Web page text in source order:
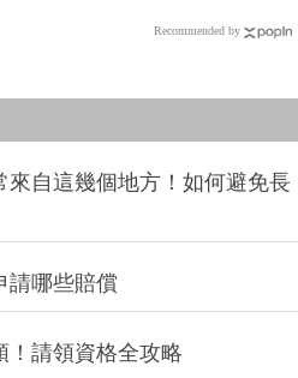
Recommended by
來自這幾個地方！如何避免長
請哪些賠償
！請領資格全攻略